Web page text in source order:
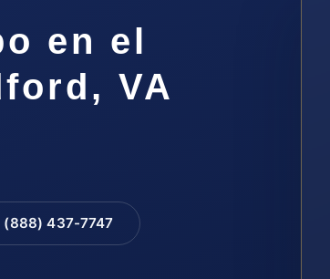
en el
VA
(888) 437-7747